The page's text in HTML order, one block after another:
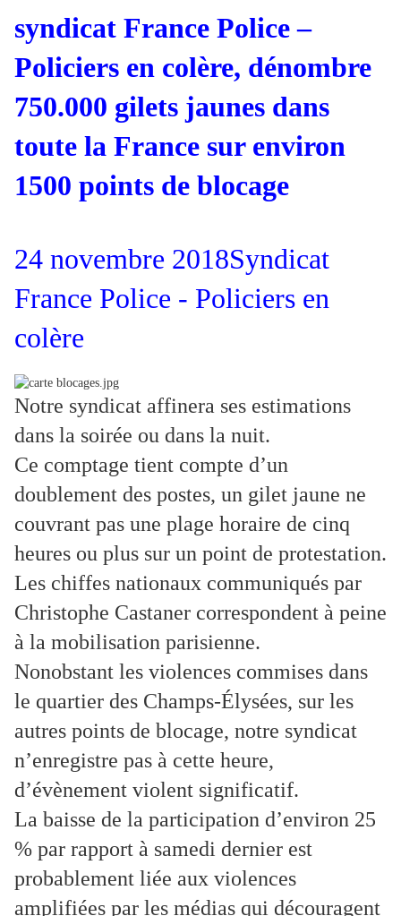
syndicat France Police –
Policiers en colère, dénombre
750.000 gilets jaunes dans
toute la France sur environ
1500 points de blocage
24 novembre 2018Syndicat
France Police - Policiers en
colère
Notre syndicat affinera ses estimations
dans la soirée ou dans la nuit.
Ce comptage tient compte d’un
doublement des postes, un gilet jaune ne
couvrant pas une plage horaire de cinq
heures ou plus sur un point de protestation.
Les chiffes nationaux communiqués par
Christophe Castaner correspondent à peine
à la mobilisation parisienne.
Nonobstant les violences commises dans
le quartier des Champs-Élysées, sur les
autres points de blocage, notre syndicat
n’enregistre pas à cette heure,
d’évènement violent significatif.
La baisse de la participation d’environ 25
% par rapport à samedi dernier est
probablement liée aux violences
amplifiées par les médias qui découragent